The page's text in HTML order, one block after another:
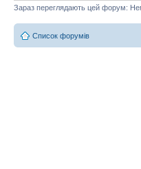
Зараз переглядають цей форум:
Список форумів